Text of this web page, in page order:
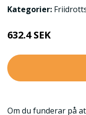
Kategorier:
632.4 SEK
Om du funderar på